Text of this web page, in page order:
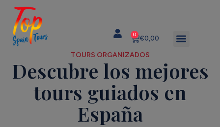
€0,00
0
TOURS ORGANIZADOS
Descubre los mejores
tours guiados en
España